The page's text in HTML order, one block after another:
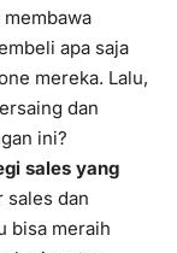
apa saja
mereka. Lalu,
dan
ini?
sales yang
sales dan
bisa meraih